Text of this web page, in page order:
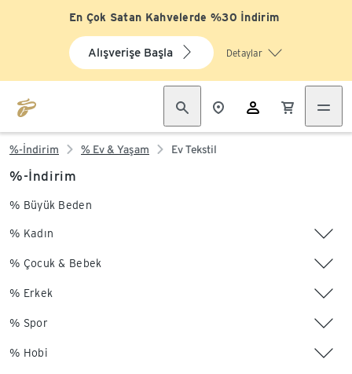
En Çok Satan Kahvelerde %30 İndirim
Alışverişe Başla Detaylar
%-İndirim % Ev & Yaşam Ev Tekstil
%-İndirim
% Büyük Beden
% Kadın
% Çocuk & Bebek
% Erkek
% Spor
% Hobi